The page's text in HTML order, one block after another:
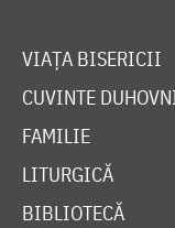
VIAȚA BISERICII
CUVINTE
FAMILIE
LITURGICĂ
BIBLIOTECĂ